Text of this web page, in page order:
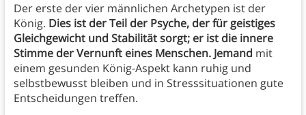
Der erste der vier männlichen Archetypen ist der
König. Dies ist der Teil der Psyche, der für geistiges
Gleichgewicht und Stabilität sorgt; er ist die innere
Stimme der Vernunft eines Menschen. Jemand mit
einem gesunden König-Aspekt kann ruhig und
selbstbewusst bleiben und in Stresssituationen gute
Entscheidungen treffen.